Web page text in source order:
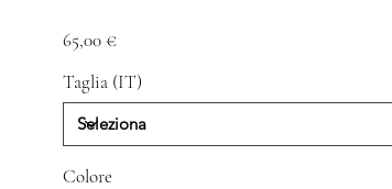
Prezzo
65,00 €
Taglia (IT)
Colore